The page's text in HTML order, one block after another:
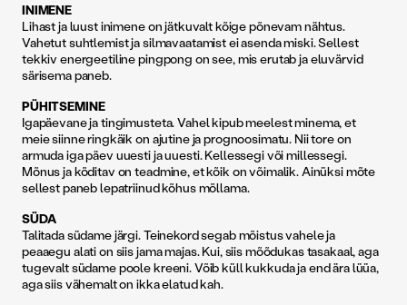
INIMENE
Lihast ja luust inimene on jätkuvalt kõige põnevam nähtus.
Vahetut suhtlemist ja silmavaatamist ei asenda miski. Sellest
tekkiv energeetiline pingpong on see, mis erutab ja eluvärvid
särisema paneb.
PÜHITSEMINE
Igapäevane ja tingimusteta. Vahel kipub meelest minema, et
meie siinne ringkäik on ajutine ja prognoosimatu. Nii tore on
armuda iga päev uuesti ja uuesti. Kellessegi või millessegi.
Mõnus ja kõditav on teadmine, et kõik on võimalik. Ainüksi mõte
sellest paneb lepatriinud kõhus möllama.
SÜDA
Talitada südame järgi. Teinekord segab mõistus vahele ja
peaaegu alati on siis jama majas. Kui, siis mõõdukas tasakaal, aga
tugevalt südame poole kreeni. Võib küll kukkuda ja end ära lüüa,
aga siis vähemalt on ikka elatud kah.